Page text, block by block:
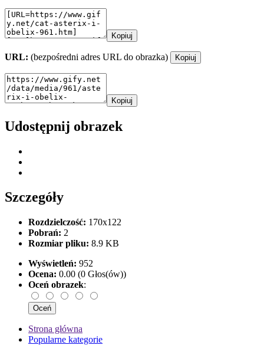
Kopiuj
URL: (bezpośredni adres URL do obrazka) Kopiuj
Kopiuj
Udostępnij obrazek
Szczegóły
Rozdzielczość: 170x122
Pobrań: 2
Rozmiar pliku: 8.9 KB
Wyświetleń: 952
Ocena: 0.00 (0 Głos(ów))
Oceń obrazek:
Strona główna
Popularne kategorie